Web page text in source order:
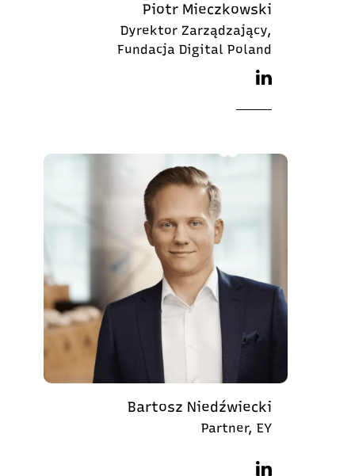
Piotr Mieczkowski
Dyrektor Zarządzający,
Fundacja Digital Poland
Bartosz Niedźwiecki
Partner, EY